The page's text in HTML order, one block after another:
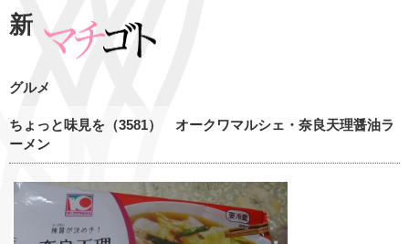
新
グルメ
ちょっと味見を（3581） オークワマルシェ・奈良天理醤油ラ
ーメン